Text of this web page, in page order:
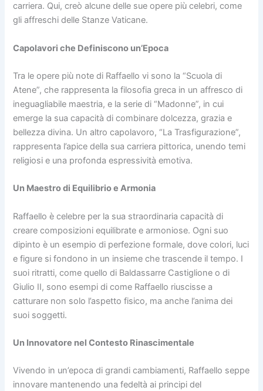
carriera. Qui, creò alcune delle sue opere più celebri, come
gli affreschi delle Stanze Vaticane.
Capolavori che Definiscono un’Epoca
Tra le opere più note di Raffaello vi sono la “Scuola di
Atene”, che rappresenta la filosofia greca in un affresco di
ineguagliabile maestria, e la serie di “Madonne”, in cui
emerge la sua capacità di combinare dolcezza, grazia e
bellezza divina. Un altro capolavoro, “La Trasfigurazione”,
rappresenta l’apice della sua carriera pittorica, unendo temi
religiosi e una profonda espressività emotiva.
Un Maestro di Equilibrio e Armonia
Raffaello è celebre per la sua straordinaria capacità di
creare composizioni equilibrate e armoniose. Ogni suo
dipinto è un esempio di perfezione formale, dove colori, luci
e figure si fondono in un insieme che trascende il tempo. I
suoi ritratti, come quello di Baldassarre Castiglione o di
Giulio II, sono esempi di come Raffaello riuscisse a
catturare non solo l’aspetto fisico, ma anche l’anima dei
suoi soggetti.
Un Innovatore nel Contesto Rinascimentale
Vivendo in un’epoca di grandi cambiamenti, Raffaello seppe
innovare mantenendo una fedeltà ai principi del